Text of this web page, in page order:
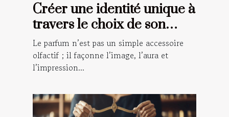
Créer une identité unique à
travers le choix de son
parfum
Le parfum n’est pas un simple accessoire
olfactif ; il façonne l’image, l’aura et
l’impression...